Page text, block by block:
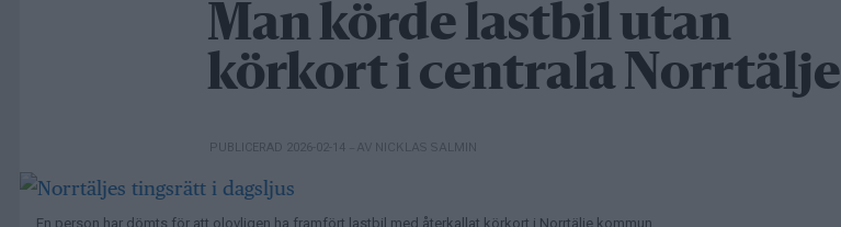
Man körde lastbil utan
körkort i centrala Norrtälje
PUBLICERAD 2026-02-14 – AV NICKLAS SALMIN
En person har dömts för att olovligen ha framfört lastbil med återkallat körkort i Norrtälje kommun.